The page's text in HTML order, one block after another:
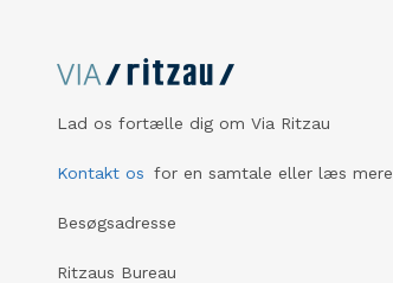
Lad os fortælle dig om Via Ritzau
Kontakt os for en samtale eller læs
Besøgsadresse
Ritzaus Bureau